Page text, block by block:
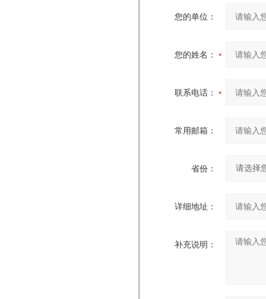
您的单位：
您的姓名：
联系电话：
常用邮箱：
省份：
详细地址：
补充说明：